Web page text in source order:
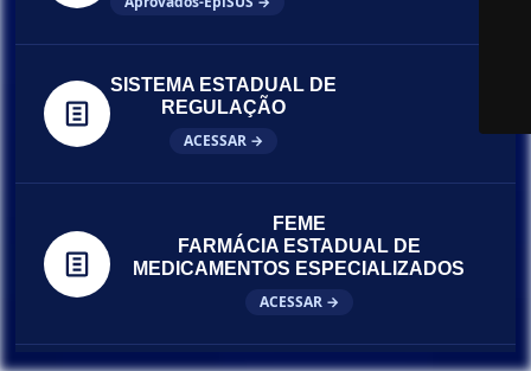
SISTEMA ESTADUAL DE
REGULAÇÃO
ACESSAR →
FEME
FARMÁCIA ESTADUAL DE
MEDICAMENTOS ESPECIALIZADOS
ACESSAR →